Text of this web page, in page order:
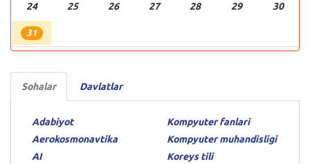
24 25 26 27 28 29 30
31
Sohalar Davlatlar
Adabiyot
Aerokosmonavtika
AI
Kompyuter fanlari
Kompyuter muhandisligi
Koreys tili